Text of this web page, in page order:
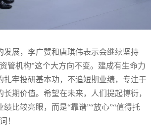
发展，李广赞和唐琪伟表示会继续坚持
管机构”这个大方向不变。建成有生命力
扎牢投研基本功，不追短期业绩，专注于
长期价值。希望在未来，人们提起博衍，
比较亮眼，而是“靠谱”“放心”“值得托
！